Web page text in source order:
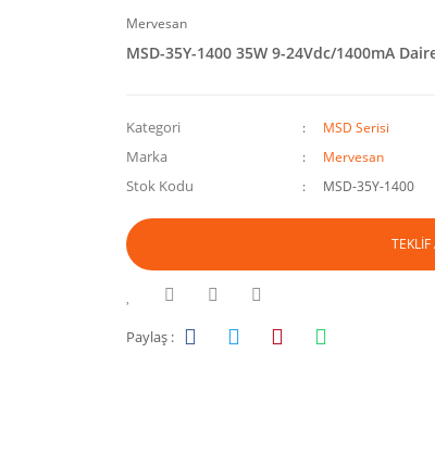
Mervesan
MSD-35Y-1400 35W 9-24Vdc/1400mA
Kategori MSD Serisi
Marka Mervesan
Stok Kodu MSD-35Y-1400
TEKLİF
Paylaş :